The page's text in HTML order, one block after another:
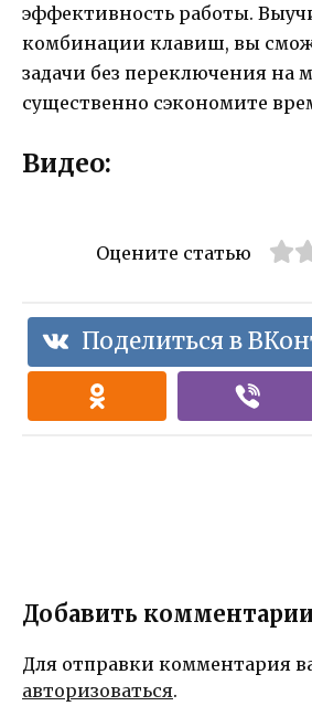
эффективность работы.
комбинации клавиш, вы
задачи без переключения на
существенно сэкономите
Видео:
Оцените статью
Поделиться в
Добавить комментарии
Для отправки комментария
авторизоваться.